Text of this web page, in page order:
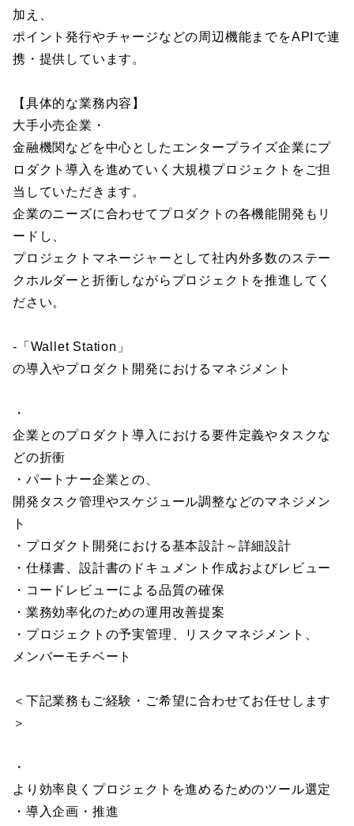
加え、
ポイント発行やチャージなどの周辺機能までをAPIで連
携・提供しています。
【具体的な業務内容】
大手小売企業・
金融機関などを中心としたエンタープライズ企業にプ
ロダクト導入を進めていく大規模プロジェクトをご担
当していただきます。
企業のニーズに合わせてプロダクトの各機能開発もリ
ードし、
プロジェクトマネージャーとして社内外多数のステー
クホルダーと折衝しながらプロジェクトを推進してく
ださい。
-「Wallet Station」
の導入やプロダクト開発におけるマネジメント
・
企業とのプロダクト導入における要件定義やタスクな
どの折衝
・パートナー企業との、
開発タスク管理やスケジュール調整などのマネジメン
ト
・プロダクト開発における基本設計～詳細設計
・仕様書、設計書のドキュメント作成およびレビュー
・コードレビューによる品質の確保
・業務効率化のための運用改善提案
・プロジェクトの予実管理、リスクマネジメント、
メンバーモチベート
＜下記業務もご経験・ご希望に合わせてお任せします
＞
・
より効率良くプロジェクトを進めるためのツール選定
・導入企画・推進